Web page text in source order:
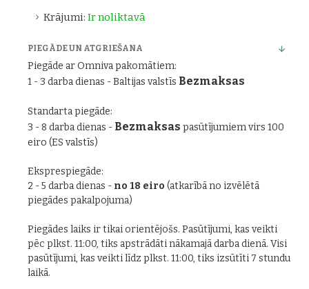
Krājumi: Ir noliktavā
PIEGĀDE UN ATGRIEŠANA
Piegāde ar Omniva pakomātiem:
1 - 3 darba dienas - Baltijas valstīs Bezmaksas
Standarta piegāde:
3 - 8 darba dienas - Bezmaksas pasūtījumiem virs 100
eiro (ES valstīs)
Eksprespiegāde:
2 - 5 darba dienas - no 18 eiro (atkarībā no izvēlētā
piegādes pakalpojuma)
Piegādes laiks ir tikai orientējošs. Pasūtījumi, kas veikti
pēc plkst. 11:00, tiks apstrādāti nākamajā darba dienā. Visi
pasūtījumi, kas veikti līdz plkst. 11:00, tiks izsūtīti 7 stundu
laikā.